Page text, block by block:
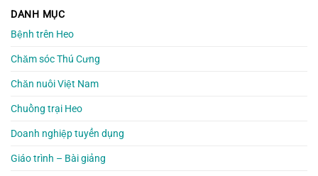
DANH MỤC
Bệnh trên Heo
Chăm sóc Thú Cưng
Chăn nuôi Việt Nam
Chuồng trại Heo
Doanh nghiệp tuyển dụng
Giáo trình – Bài giảng